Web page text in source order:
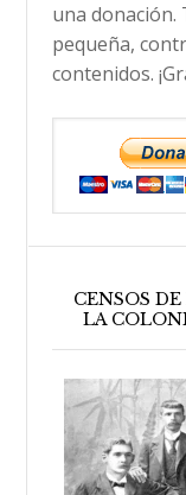
una donación.
pequeña,
contenidos.
CENSOS
LA